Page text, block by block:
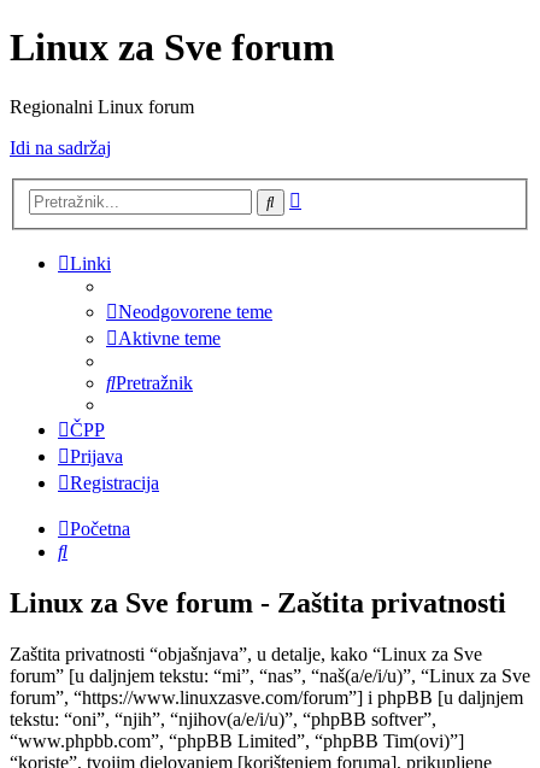
Linux za Sve forum
Regionalni Linux forum
Idi na sadržaj
Pretražnik
Linki
Neodgovorene teme
Aktivne teme
Pretražnik
ČPP
Prijava
Registracija
Početna
Pretražnik
Linux za Sve forum - Zaštita privatnosti
Zaštita privatnosti “objašnjava”, u detalje, kako “Linux za Sve
forum” [u daljnjem tekstu: “mi”, “nas”, “naš(a/e/i/u)”, “Linux za Sve
forum”, “https://www.linuxzasve.com/forum”] i phpBB [u daljnjem
tekstu: “oni”, “njih”, “njihov(a/e/i/u)”, “phpBB softver”,
“www.phpbb.com”, “phpBB Limited”, “phpBB Tim(ovi)”]
“koriste”, tvojim djelovanjem [korištenjem foruma], prikupljene